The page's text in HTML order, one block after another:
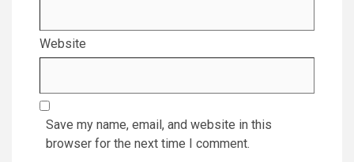
Website
Save my name, email, and website in this
browser for the next time I comment.